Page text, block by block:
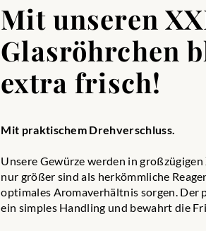
Mit unseren
Glasröhrchen
extra frisch!
Mit praktischem Drehverschluss.
Unsere Gewürze werden in
nur größer sind als herkömmliche
optimales Aromaverhältnis sorgen. Der
ein simples Handling und bewahrt die